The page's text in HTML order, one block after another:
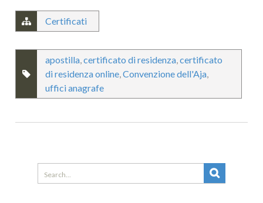
Certificati
apostilla,certificato di residenza,certificato
di residenza online,Convenzione dell'Aja,
uffici anagrafe
Search
for: